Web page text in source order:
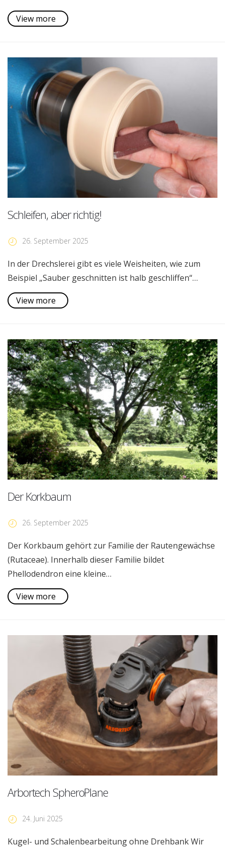
View more
Schleifen, aber richtig!
26. September 2025
In der Drechslerei gibt es viele Weisheiten, wie zum
Beispiel „Sauber geschnitten ist halb geschliffen“…
View more
Der Korkbaum
26. September 2025
Der Korkbaum gehört zur Familie der Rautengewächse
(Rutaceae). Innerhalb dieser Familie bildet
Phellodendron eine kleine…
View more
Arbortech SpheroPlane
24. Juni 2025
Kugel- und Schalenbearbeitung ohne Drehbank Wir